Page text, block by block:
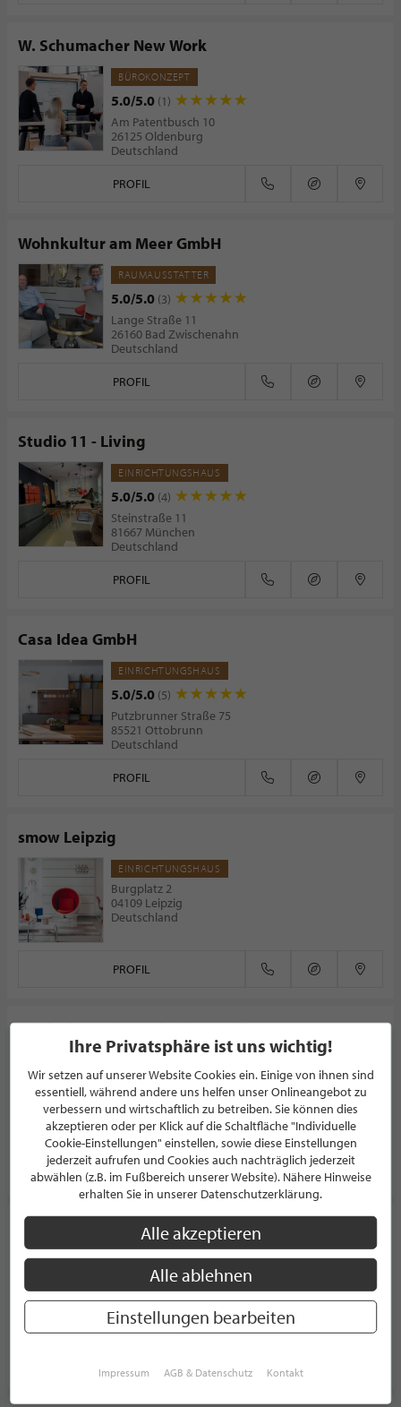
W. Schumacher New Work
BÜROKONZEPT
5.0/5.0 (1)
Am Patentbusch 10
26125 Oldenburg
Deutschland
PROFIL
Wohnkultur am Meer GmbH
RAUMAUSSTATTER
5.0/5.0 (3)
Lange Straße 11
26160 Bad Zwischenahn
Deutschland
PROFIL
Studio 11 - Living
EINRICHTUNGSHAUS
5.0/5.0 (4)
Steinstraße 11
81667 München
Deutschland
PROFIL
Casa Idea GmbH
EINRICHTUNGSHAUS
5.0/5.0 (5)
Putzbrunner Straße 75
85521 Ottobrunn
Deutschland
PROFIL
smow Leipzig
EINRICHTUNGSHAUS
Burgplatz 2
04109 Leipzig
Deutschland
PROFIL
Heidecke Malerwerkstätten Köln
5.0/5.0 (1)
Zusestraße 34
50859 Köln
Deutschland
PROFIL
Codeso Living
CONCEPT STORE
Bilker Allee 21
40219 Düsseldorf
Deutschland
Ihre Privatsphäre ist uns wichtig!
Wir setzen auf unserer Website Cookies ein. Einige von ihnen sind
essentiell, während andere uns helfen unser Onlineangebot zu
verbessern und wirtschaftlich zu betreiben. Sie können dies
akzeptieren oder per Klick auf die Schaltfläche "Individuelle
Cookie-Einstellungen" einstellen, sowie diese Einstellungen
jederzeit aufrufen und Cookies auch nachträglich jederzeit
abwählen (z.B. im Fußbereich unserer Website). Nähere Hinweise
erhalten Sie in unserer Datenschutzerklärung.
Alle akzeptieren
Alle ablehnen
Einstellungen bearbeiten
Impressum AGB & Datenschutz Kontakt